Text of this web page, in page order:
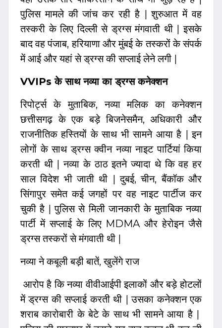
पुलिस मामले की जांच कर रही है | शुरुआत में वह
तस्करी के लिए दिल्ली से ड्रग्स मंगवाती थी | इसके
बाद वह पंजाब, हरियाणा और मुंबई के तस्करों के संपर्क
में आई और यहां से ड्रग्स की सप्लाई लेने लगी |
VVIPs के साथ नव्या का ड्रग्स कनेक्शन
रिपोर्ट्स के मुताबिक, नव्या मलिक का कनेक्शन
छत्तीसगढ़ के एक बड़े बिजनेसमैन, अधिकारी और
राजनीतिक हस्तियों के साथ भी सामने आया है | इन
लोगों के साथ ड्रग्स क्वीन नव्या नाइट पार्टियां किया
करती थी | नव्या के ठाठ इतने ज्यादा थे कि वह हर
साल विदेश भी जाती थी | दुबई, चीन, बैंकॉक और
सिंगापुर समेत कई जगहों पर वह नाइट पार्टीज कर
चुकी है | पुलिस से मिली जानकारी के मुताबिक नव्या
पार्टी में सप्लाई के लिए MDMA और हेरोइन जैसे
ड्रग्स तस्करों से मंगवाती थी |
नव्या ने कबूली बड़ी बातें, खुलेंगे राज
आरोप है कि नव्या वीवीआईपी इलाकों और बड़े होटलों
में ड्रग्स की सप्लाई करती थी | उसका कनेक्शन एक
शराब कारोबारी के बेटे के साथ भी सामने आया है |